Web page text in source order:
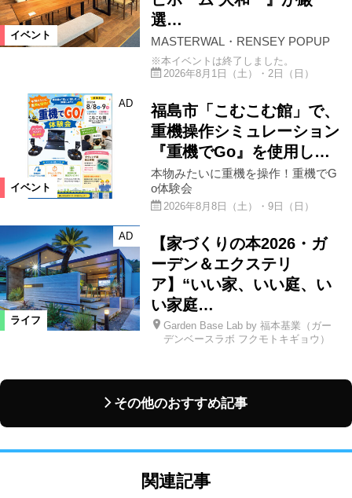
イベント
選…
MASTERWAL・RENSEY POPUP
※本イベントは終了しました。
2026年8月1日（土）・2日（日）
イベント
AD
福島市「こむこむ館」で、
重機操作シミュレーション
『重機でGo』を使用し…
本物みたいに重機を操作！重機でG
o体験会
2026年8月8日（土）・9日（日）
ライフ
AD
【家づくりの本2026・ガ
ーデン＆エクステリ
ア】“いい家、いい庭、い
い家庭…
Garden Base Lab by 福本基業（ガー
デンベースラボ フクモトキギョウ）
その他のおすすめ記事
関連記事